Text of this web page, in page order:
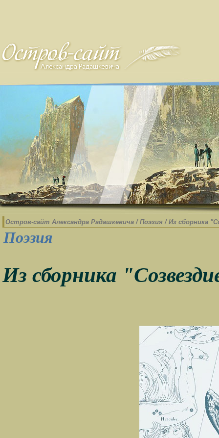
Остров-cайт Александра Радашкевича / Поэзия / Из сборника
Поэзия
Из сборника